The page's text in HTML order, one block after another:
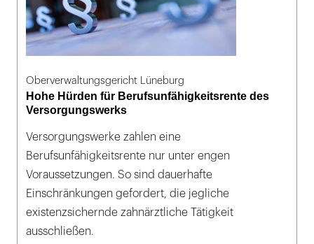
Oberverwaltungsgericht Lüneburg
Hohe Hürden für Berufsunfähigkeitsrente des
Versorgungswerks
Versorgungswerke zahlen eine
Berufsunfähigkeitsrente nur unter engen
Voraussetzungen. So sind dauerhafte
Einschränkungen gefordert, die jegliche
existenzsichernde zahnärztliche Tätigkeit
ausschließen.